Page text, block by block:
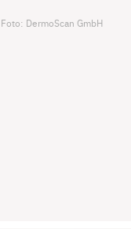
Foto: DermoScan GmbH